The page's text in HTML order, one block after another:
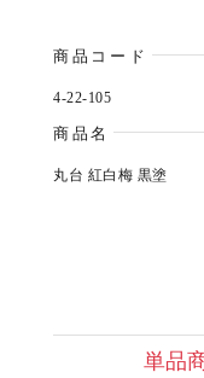
商品コード
4-22-105
商品名
丸台 紅白梅 黒塗
単品